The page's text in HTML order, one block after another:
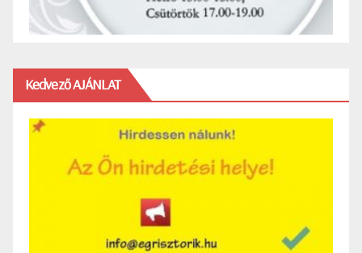
Kedvező AJÁNLAT